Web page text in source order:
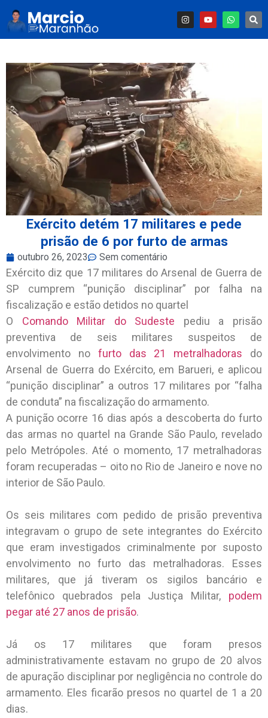
Exército detém 17 militares e pede
prisão de 6 por furto de armas
outubro 26, 2023 Sem comentário
Exército diz que 17 militares do Arsenal de Guerra de
SP cumprem “punição disciplinar” por falha na
fiscalização e estão detidos no quartel
O Comando Militar do Sudeste pediu a prisão
preventiva de seis militares suspeitos de
envolvimento no furto das 21 metralhadoras do
Arsenal de Guerra do Exército, em Barueri, e aplicou
“punição disciplinar” a outros 17 militares por “falha
de conduta” na fiscalização do armamento.
A punição ocorre 16 dias após a descoberta do furto
das armas no quartel na Grande São Paulo, revelado
pelo Metrópoles. Até o momento, 17 metralhadoras
foram recuperadas – oito no Rio de Janeiro e nove no
interior de São Paulo.
Os seis militares com pedido de prisão preventiva
integravam o grupo de sete integrantes do Exército
que eram investigados criminalmente por suposto
envolvimento no furto das metralhadoras. Esses
militares, que já tiveram os sigilos bancário e
telefônico quebrados pela Justiça Militar, podem
pegar até 27 anos de prisão.
Já os 17 militares que foram presos
administrativamente estavam no grupo de 20 alvos
de apuração disciplinar por negligência no controle do
armamento. Eles ficarão presos no quartel de 1 a 20
dias.